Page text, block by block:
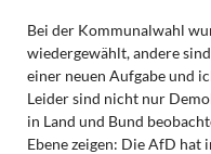
Bei der Kommunalwahl
wiedergewählt, andere
einer neuen Aufgabe und
Leider sind nicht nur
in Land und Bund
Ebene zeigen: Die AfD